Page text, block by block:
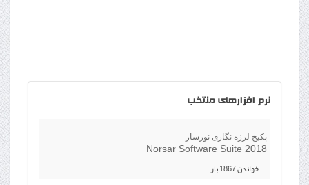
نرم افزارهای منتخب
پکیج لرزه نگاری نورسار
Norsar Software Suite 2018
خواندن 1867 بار